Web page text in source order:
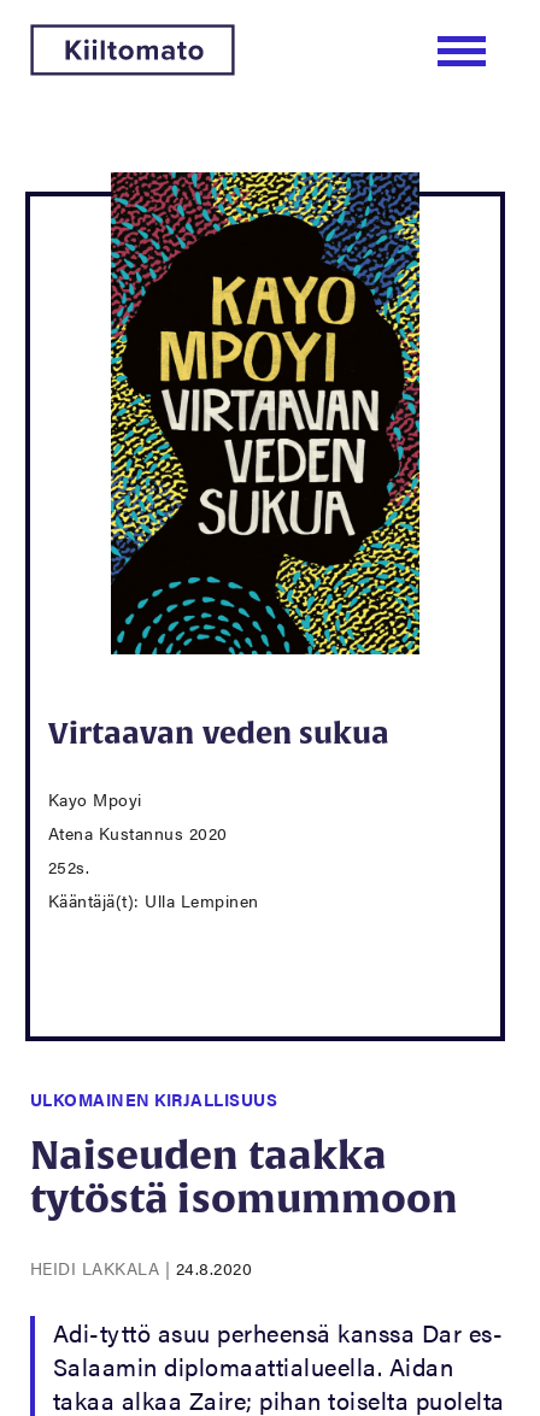
Virtaavan veden sukua
Kayo Mpoyi
Atena Kustannus 2020
252s.
Kääntäjä(t): Ulla Lempinen
ULKOMAINEN KIRJALLISUUS
Naiseuden taakka
tytöstä isomummoon
HEIDI LAKKALA | 24.8.2020
Adi-tyttö asuu perheensä kanssa Dar es-
Salaamin diplomaattialueella. Aidan
takaa alkaa Zaire; pihan toiselta puolelta